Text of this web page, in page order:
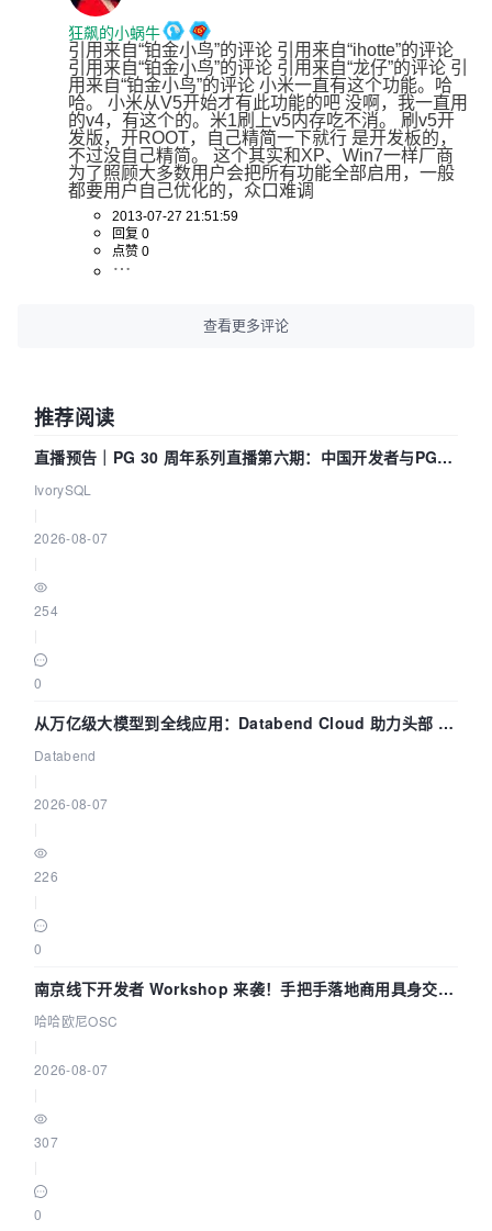
狂飙的小蜗牛
引用来自“铂金小鸟”的评论 引用来自“ihotte”的评论
引用来自“铂金小鸟”的评论 引用来自“龙仔”的评论 引
用来自“铂金小鸟”的评论 小米一直有这个功能。哈
哈。 小米从V5开始才有此功能的吧 没啊，我一直用
的v4，有这个的。米1刷上v5内存吃不消。 刷v5开
发版，开ROOT，自己精简一下就行 是开发板的，
不过没自己精简。 这个其实和XP、Win7一样厂商
为了照顾大多数用户会把所有功能全部启用，一般
都要用户自己优化的，众口难调
2013-07-27 21:51:59
回复 0
点赞 0
查看更多评论
推荐阅读
直播预告｜PG 30 周年系列直播第六期：中国开发者与PG内
核——我们改得动吗？我们贡献了什么？
IvorySQL
2026-08-07
254
0
从万亿级大模型到全线应用：Databend Cloud 助力头部 AI
企业构建全链路 Trace 数据管道
Databend
2026-08-07
226
0
南京线下开发者 Workshop 来袭！手把手落地商用具身交互
智能 Agent 应用
哈哈欧尼OSC
2026-08-07
307
0